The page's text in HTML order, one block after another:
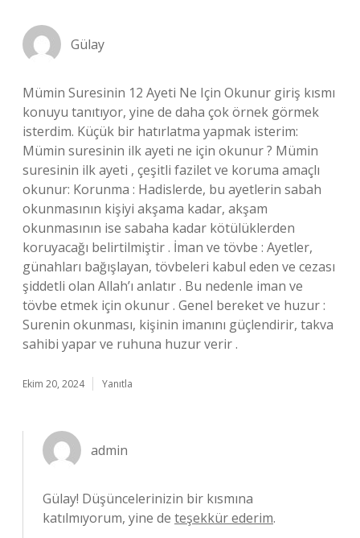
Gülay
Mümin Suresinin 12 Ayeti Ne Için Okunur giriş kısmı
konuyu tanıtıyor, yine de daha çok örnek görmek
isterdim. Küçük bir hatırlatma yapmak isterim:
Mümin suresinin ilk ayeti ne için okunur ? Mümin
suresinin ilk ayeti , çeşitli fazilet ve koruma amaçlı
okunur: Korunma : Hadislerde, bu ayetlerin sabah
okunmasının kişiyi akşama kadar, akşam
okunmasının ise sabaha kadar kötülüklerden
koruyacağı belirtilmiştir . İman ve tövbe : Ayetler,
günahları bağışlayan, tövbeleri kabul eden ve cezası
şiddetli olan Allah’ı anlatır . Bu nedenle iman ve
tövbe etmek için okunur . Genel bereket ve huzur :
Surenin okunması, kişinin imanını güçlendirir, takva
sahibi yapar ve ruhuna huzur verir .
Ekim 20, 2024 Yanıtla
admin
Gülay! Düşüncelerinizin bir kısmına
katılmıyorum, yine de teşekkür ederim.